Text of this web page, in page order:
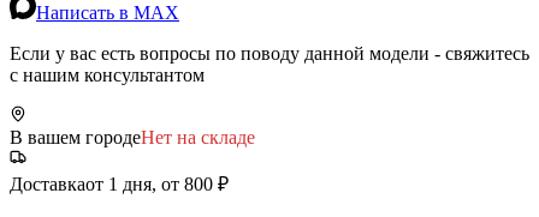
Написать в MAX
Если у вас есть вопросы по поводу данной модели - свяжитесь
с нашим консультантом
В вашем городеНет на складе
Доставкаот 1 дня, от 800 ₽